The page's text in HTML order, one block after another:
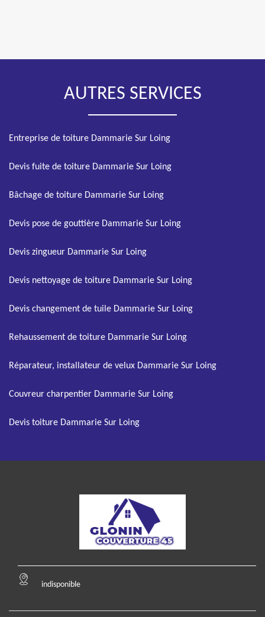
AUTRES SERVICES
Entreprise de toiture Dammarie Sur Loing
Devis fuite de toiture Dammarie Sur Loing
Bâchage de toiture Dammarie Sur Loing
Devis pose de gouttière Dammarie Sur Loing
Devis zingueur Dammarie Sur Loing
Devis nettoyage de toiture Dammarie Sur Loing
Devis changement de tuile Dammarie Sur Loing
Rehaussement de toiture Dammarie Sur Loing
Réparateur, installateur de velux Dammarie Sur Loing
Couvreur charpentier Dammarie Sur Loing
Devis toiture Dammarie Sur Loing
indisponible